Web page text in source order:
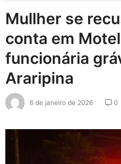
Mullher se
conta em
funcionária
Araripina
6 de janeiro de 2026 0